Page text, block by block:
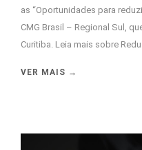
as “Oportunidades para
CMG Brasil – Regional Sul,
Curitiba. Leia mais sobre
VER MAIS →